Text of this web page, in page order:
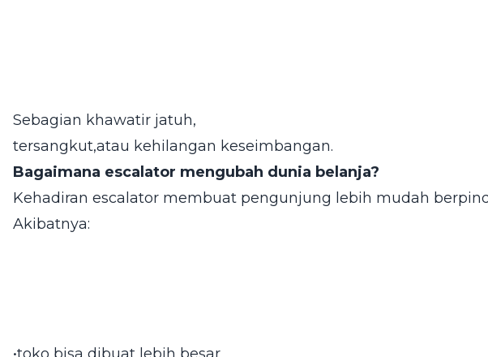
Sebagian khawatir jatuh,
tersangkut,atau kehilangan keseimbangan.
Bagaimana escalator mengubah dunia belanja?
Kehadiran escalator membuat pengunjung lebih mudah
Akibatnya: